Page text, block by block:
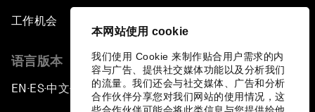
本网站使用 cookie
我们使用 Cookie 来制作贴合用户需求的内
容与广告、提供社交媒体功能以及分析我们
的流量。我们还会与社交媒体、广告和分析
合作伙伴分享您对我们网站的使用情况，这
工作机会
语言版本
EN ▪ES▪中文▪ 日本語